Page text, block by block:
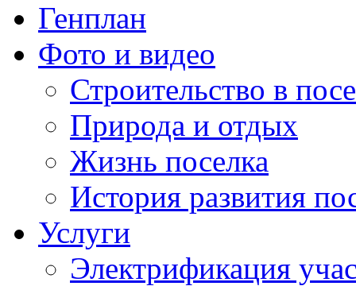
Генплан
Фото и видео
Строительство в
Природа и отдых
Жизнь поселка
История развития
Услуги
Электрификация